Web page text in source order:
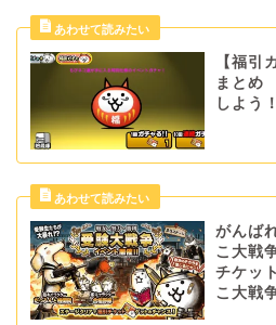
【福引
まとめ
しよう
がんば
こ大戦
チケッ
こ大戦